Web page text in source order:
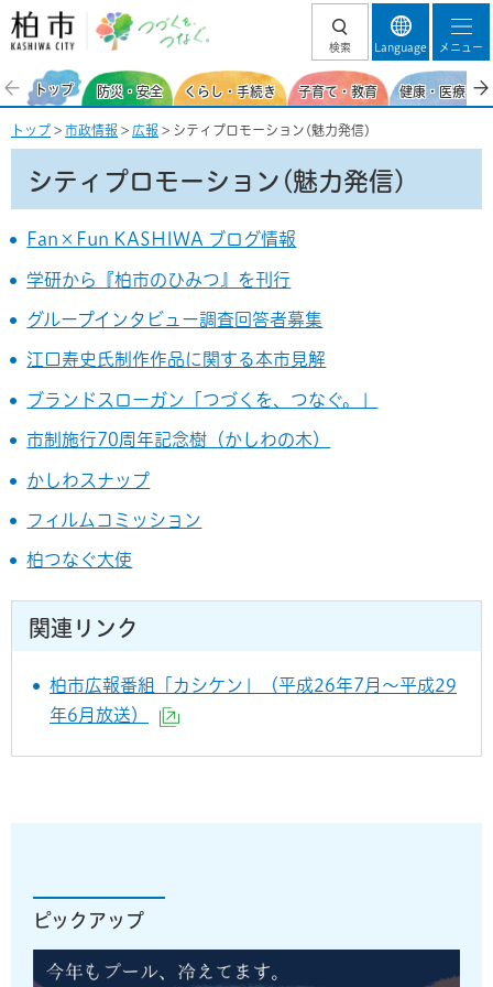
柏市 つづくを、
検索 Language メニュー
トップ 防災・安全 くらし・手続き 子育て・教育 健康・医療・
トップ > 市政情報 > 広報 > シティプロモーション(魅力発信)
シティプロモーション(魅力発信)
Fan×Fun KASHIWA ブログ情報
学研から『柏市のひみつ』を刊行
グループインタビュー調査回答者募集
江口寿史氏制作作品に関する本市見解
ブランドスローガン「つづくを、つなぐ。」
市制施行70周年記念樹（かしわの木）
かしわスナップ
フィルムコミッション
柏つなぐ大使
関連リンク
柏市広報番組「カシケン」（平成26年7月～平成29
年6月放送）
ピックアップ